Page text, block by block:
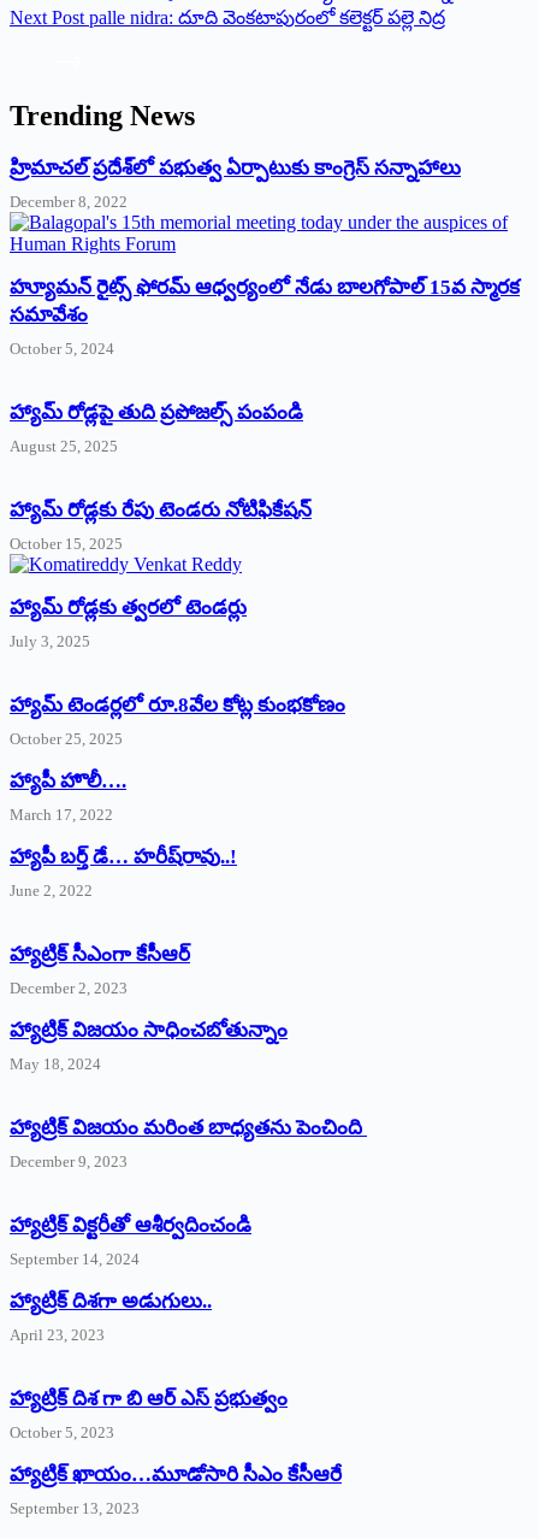
Next Post palle nidra: దూది వెంకటాపురంలో కలెక్టర్‌ పల్లె నిద్ర
Trending News
‌హ్రిమాచల్‌ ‌ప్రదేశ్‌లో పభుత్వ ఏర్పాటుకు కాంగ్రెస్‌ ‌సన్నాహాలు
December 8, 2022
హ్యూమన్‌ రైట్స్‌ ఫోరమ్‌ ఆధ్వర్యంలో నేడు బాలగోపాల్‌ 15వ స్మారక
సమావేశం
October 5, 2024
హ్యామ్‌ రోడ్లపై తుది ప్రపోజల్స్‌ పంపండి
August 25, 2025
హ్యామ్‌ రోడ్లకు రేపు టెండరు నోటిఫికేషన్‌
October 15, 2025
హ్యామ్‌ రోడ్లకు త్వరలో టెండర్లు
July 3, 2025
హ్యామ్‌ ‌టెండర్లలో రూ.8వేల కోట్ల కుంభకోణం
October 25, 2025
హ్యాపీ హొలీ….
March 17, 2022
హ్యాపీ బర్త్ ‌డే… హరీష్‌రావు..!
June 2, 2022
హ్యాట్రిక్‌ ‌సీఎంగా కేసీఆర్‌
December 2, 2023
హ్యాట్రిక్‌ విజయం సాధించబోతున్నాం
May 18, 2024
హ్యాట్రిక్ విజయం మరింత బాధ్యతను పెంచింది
December 9, 2023
హ్యాట్రిక్‌ ‌విక్టరీతో ఆశీర్వదించండి
September 14, 2024
‌హ్యాట్రిక్‌ ‌దిశగా అడుగులు..
April 23, 2023
హ్యాట్రిక్ దిశ గా బి ఆర్ ఎస్ ప్రభుత్వం
October 5, 2023
హ్యాట్రిక్‌ ‌ఖాయం…మూడోసారి సీఎం కేసీఆరే
September 13, 2023